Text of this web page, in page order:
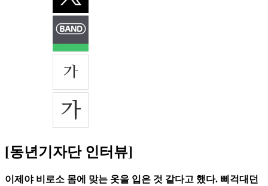
[동년기자단 인터뷰]
이제야 비로소 몸에 맞는 옷을 입은 것 같다고 했다. 삐걱대던